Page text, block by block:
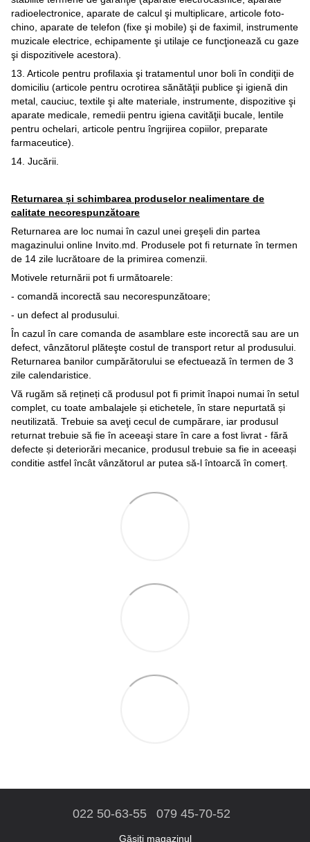
radioelectronice, aparate de calcul şi multiplicare, articole foto-
chino, aparate de telefon (fixe şi mobile) şi de faximil, instrumente
muzicale electrice, echipamente şi utilaje ce funcţionează cu gaze
şi dispozitivele acestora).
13. Articole pentru profilaxia şi tratamentul unor boli în condiţii de
domiciliu (articole pentru ocrotirea sănătăţii publice şi igienă din
metal, cauciuc, textile şi alte materiale, instrumente, dispozitive şi
aparate medicale, remedii pentru igiena cavităţii bucale, lentile
pentru ochelari, articole pentru îngrijirea copiilor, preparate
farmaceutice).
14. Jucării.
Returnarea și schimbarea produselor nealimentare de
calitate necorespunzătoare
Returnarea are loc numai în cazul unei greşeli din partea
magazinului online Invito.md. Produsele pot fi returnate în termen
de 14 zile lucrătoare de la primirea comenzii.
Motivele returnării pot fi următoarele:
- comandă incorectă sau necorespunzătoare;
- un defect al produsului.
În cazul în care comanda de asamblare este incorectă sau are un
defect, vânzătorul plăteşte costul de transport retur al produsului.
Returnarea banilor cumpărătorului se efectuează în termen de 3
zile calendaristice.
Vă rugăm să rețineți că produsul pot fi primit înapoi numai în setul
complet, cu toate ambalajele și etichetele, în stare nepurtată și
neutilizată. Trebuie sa aveţi cecul de cumpărare, iar produsul
returnat trebuie să fie în aceeaşi stare în care a fost livrat - fără
defecte și deteriorări mecanice, produsul trebuie sa fie in aceeași
conditie astfel încât vânzătorul ar putea să-l întoarcă în comerț.
022 50-63-55 079 45-70-52
Găsiți magazinul